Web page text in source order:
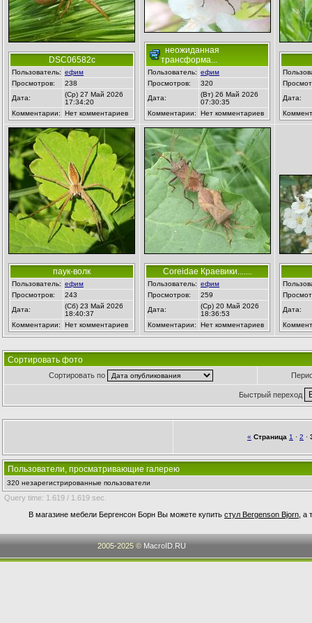
DSC06582c
Пользователь: ефим
Просмотров:
238
Дата:
(Ср) 27 Май 2026
17:34:20
Комментарии:
Нет комментариев
неожиданная
трансформа...
Пользователь: ефим
Просмотров:
320
Дата:
(Вт) 26 Май 2026
07:30:35
Комментарии:
Нет комментариев
Дата:
паук-волк
Пользователь: ефим
Просмотров:
243
Дата:
(Сб) 23 Май 2026
18:40:37
Комментарии:
Нет комментариев
Coreidae Краевики.......
Пользователь: ефим
Просмотров:
259
Дата:
(Ср) 20 Май 2026
18:36:53
Комментарии:
Нет комментариев
Дата:
Сортировать фото
Сортировать по
Быстрый переход
« Страница 1 · 2 ·
Пользователи, просматривающие галерею
320 незарегистрированные пользователи
Query time: 1.619 / 1.619 sec.
В магазине мебели Бергенсон Борн Вы можете купить стул Bergenson Bjorn ,
2005-2025 © MacroID.RU